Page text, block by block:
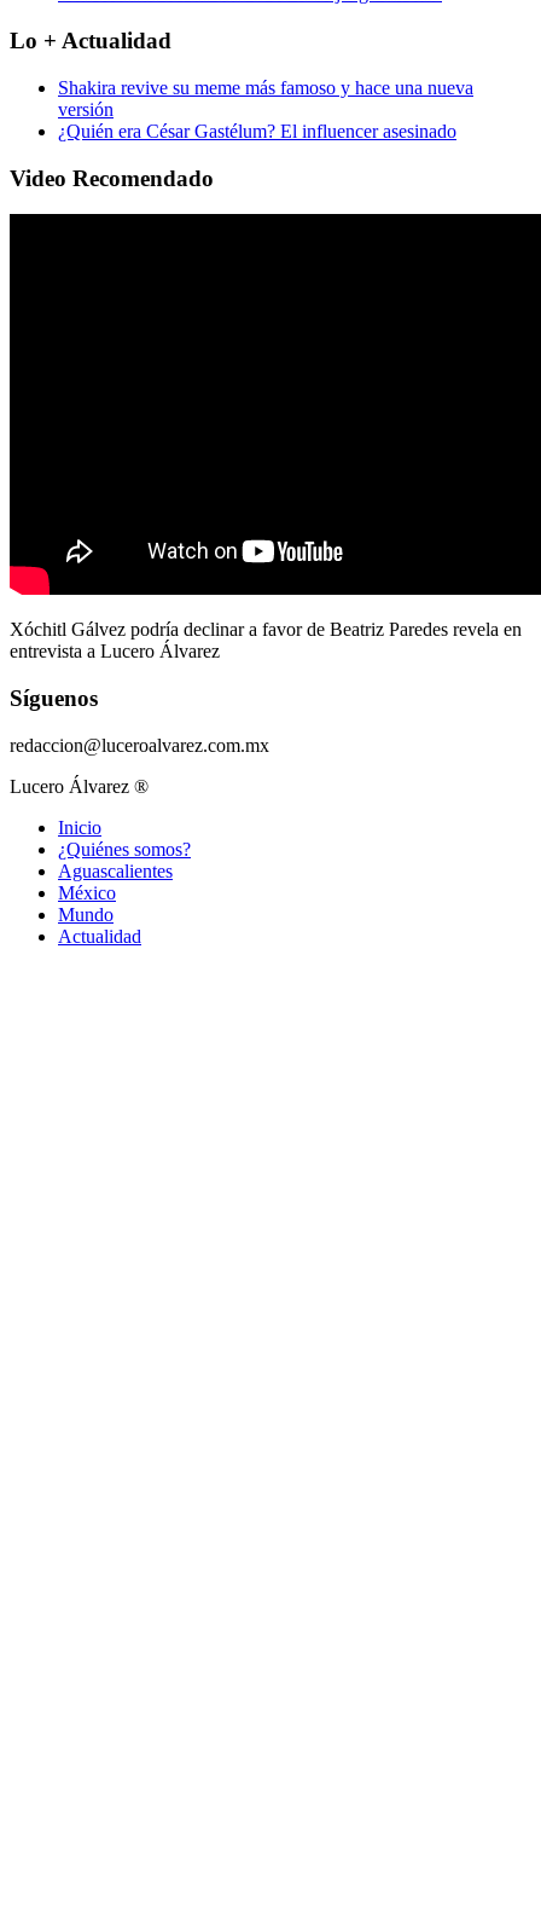
Lo + Actualidad
Shakira revive su meme más famoso y hace una nueva
versión
¿Quién era César Gastélum? El influencer asesinado
Video Recomendado
Xóchitl Gálvez podría declinar a favor de Beatriz Paredes revela en
entrevista a Lucero Álvarez
Síguenos
redaccion@luceroalvarez.com.mx
Lucero Álvarez ®
Inicio
¿Quiénes somos?
Aguascalientes
México
Mundo
Actualidad